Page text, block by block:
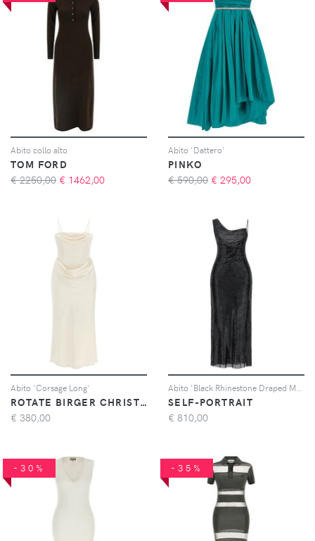
Abito collo alto
TOM FORD
€ 2250,00 € 1462,00
Abito 'Dattero'
PINKO
€ 590,00 € 295,00
Abito 'Corsage Long'
ROTATE BIRGER CHRISTENSEN
€ 380,00
SELF-PORTRAIT
€ 810,00
-30% -35%